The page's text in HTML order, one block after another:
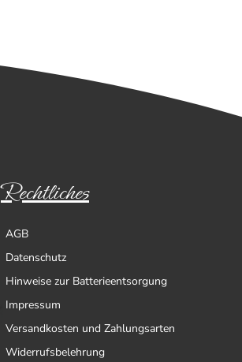
Rechtliches
AGB
Datenschutz
Hinweise zur Batterieentsorgung
Impressum
Versandkosten und Zahlungsarten
Widerrufsbelehrung